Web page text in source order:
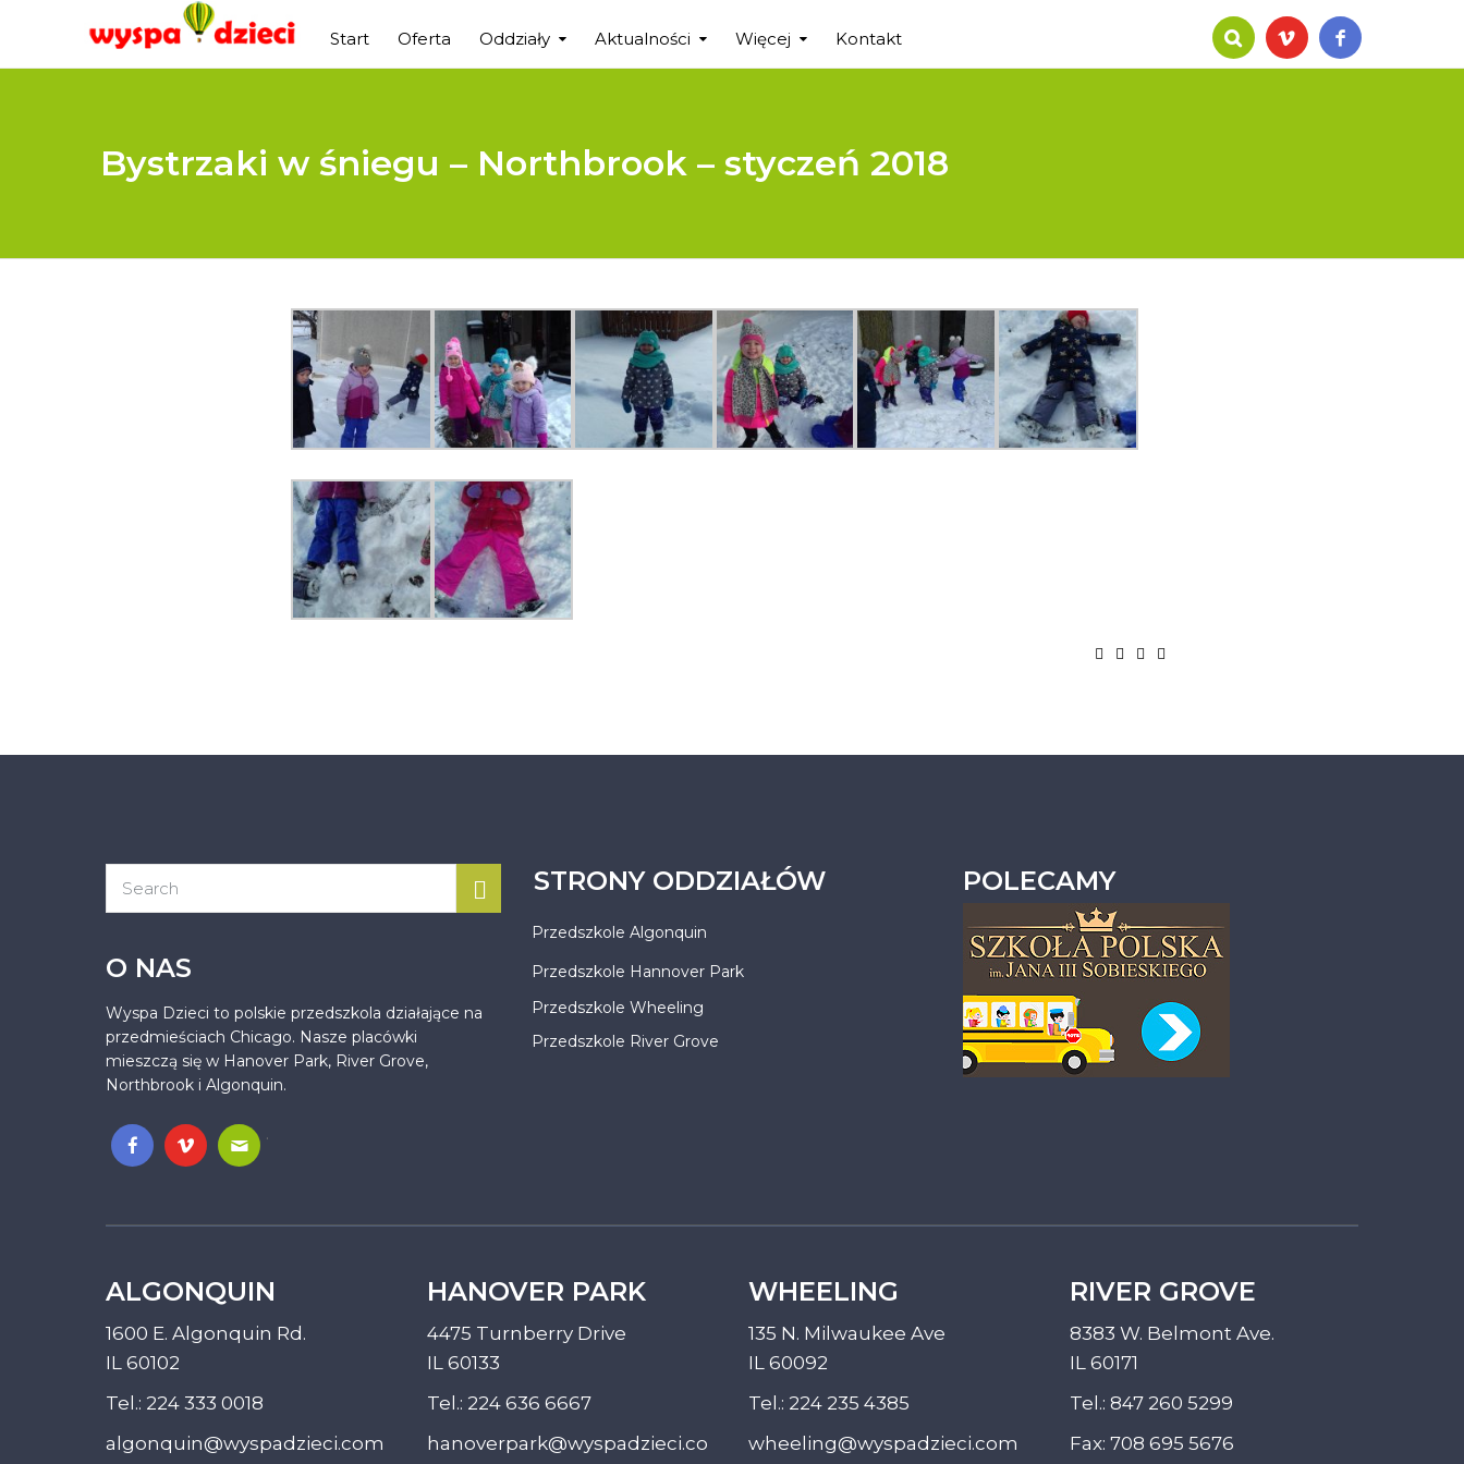
Start Oferta Oddziały Aktualności Więcej Kontakt
Bystrzaki w śniegu – Northbrook – styczeń 2018
O NAS
Wyspa Dzieci to polskie przedszkola działające na
przedmieściach Chicago. Nasze placówki
mieszczą się w Hanover Park, River Grove,
Northbrook i Algonquin.
.
STRONY ODDZIAŁÓW
Przedszkole Algonquin
Przedszkole Hannover Park
Przedszkole Wheeling
Przedszkole River Grove
POLECAMY
ALGONQUIN
1600 E. Algonquin Rd.
IL 60102
Tel.: 224 333 0018
algonquin@wyspadzieci.com
HANOVER PARK
4475 Turnberry Drive
IL 60133
Tel.: 224 636 6667
hanoverpark@wyspadzieci.co
WHEELING
135 N. Milwaukee Ave
IL 60092
Tel.: 224 235 4385
wheeling@wyspadzieci.com
RIVER GROVE
8383 W. Belmont Ave.
IL 60171
Tel.: 847 260 5299
Fax: 708 695 5676